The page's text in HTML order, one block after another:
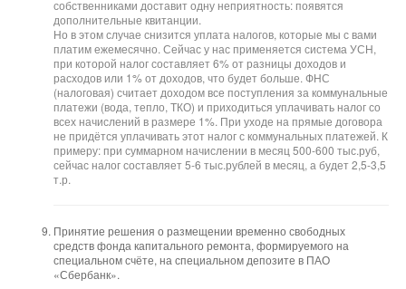
собственниками доставит одну неприятность: появятся
дополнительные квитанции.
Но в этом случае снизится уплата налогов, которые мы с вами
платим ежемесячно. Сейчас у нас применяется система УСН,
при которой налог составляет 6% от разницы доходов и
расходов или 1% от доходов, что будет больше. ФНС
(налоговая) считает доходом все поступления за коммунальные
платежи (вода, тепло, ТКО) и приходиться уплачивать налог со
всех начислений в размере 1%. При уходе на прямые договора
не придётся уплачивать этот налог с коммунальных платежей. К
примеру: при суммарном начислении в месяц 500-600 тыс.руб,
сейчас налог составляет 5-6 тыс.рублей в месяц, а будет 2,5-3,5
т.р.
Принятие решения о размещении временно свободных
средств фонда капитального ремонта, формируемого на
специальном счёте, на специальном депозите в ПАО
«Сбербанк».